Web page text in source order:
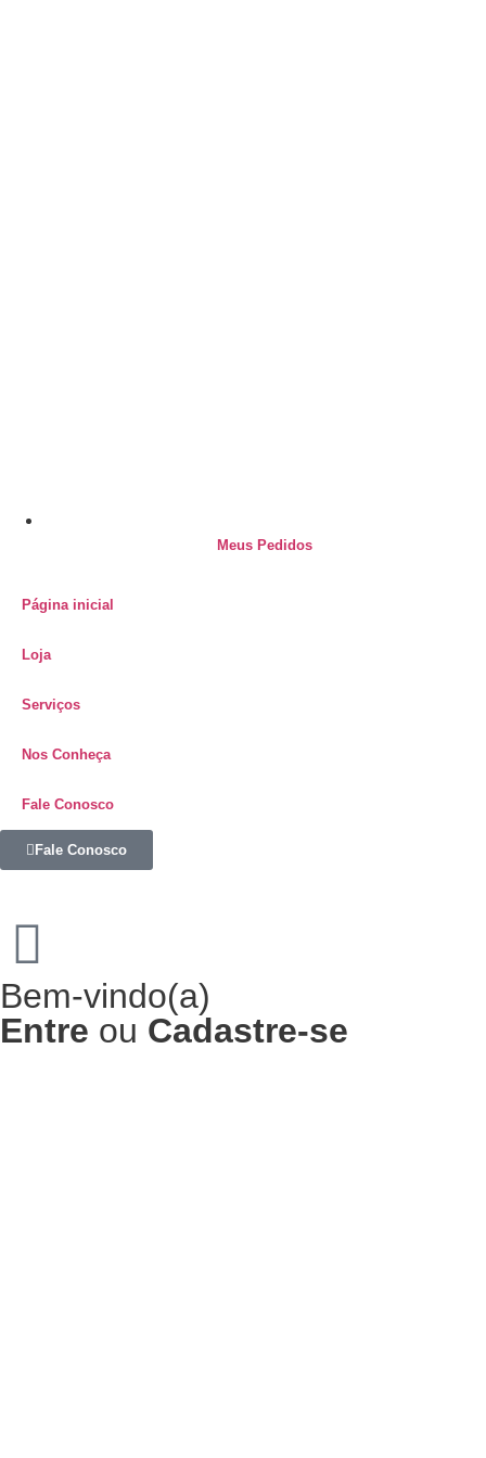
Meus Pedidos
Página inicial
Loja
Serviços
Nos Conheça
Fale Conosco
Fale Conosco
Bem-vindo(a)
Entre ou Cadastre-se